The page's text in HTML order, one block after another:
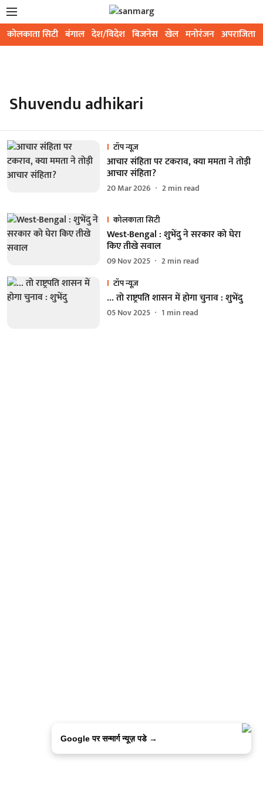
कोलकाता सिटी बंगाल देश/विदेश बिजनेस खेल मनोरंजन अपराजिता
Shuvendu adhikari
टॉप न्यूज़
आचार संहिता पर टकराव, क्या ममता ने तोड़ी
आचार संहिता?
20 Mar 2026 2min read
कोलकाता सिटी
West-Bengal : शुभेंदु ने सरकार को घेरा
किए तीखे सवाल
09 Nov 2025 2min read
टॉप न्यूज़
... तो राष्ट्रपति शासन में होगा चुनाव : शुभेंदु
05 Nov 2025 1 min read
Google पर सन्मार्ग न्यूज़ पडे →